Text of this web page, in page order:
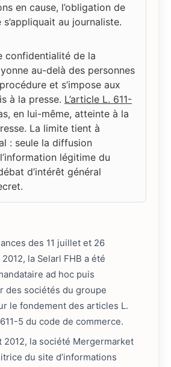
en cause, l’obligation de
au journaliste.
confidentialité de la
au-delà des personnes
et s’impose aux
à la presse. L’article L. 611-
en lui-même, atteinte à la
La limite tient à
: seule la diffusion
légitime du
d’intérêt général
des 11 juillet et 26
la Selarl FHB a été
ad hoc puis
des sociétés du groupe
le fondement des articles L.
5 du code de commerce.
2012, la société Mergermarket
du site d’informations